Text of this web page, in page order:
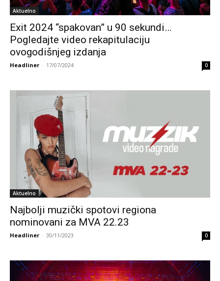
Aktuelno
Exit 2024 “spakovan” u 90 sekundi…
Pogledajte video rekapitulaciju
ovogodišnjeg izdanja
Headliner - 17/07/2024 0
Aktuelno
Najbolji muzički spotovi regiona
nominovani za MVA 22.23
Headliner - 30/11/2023 0